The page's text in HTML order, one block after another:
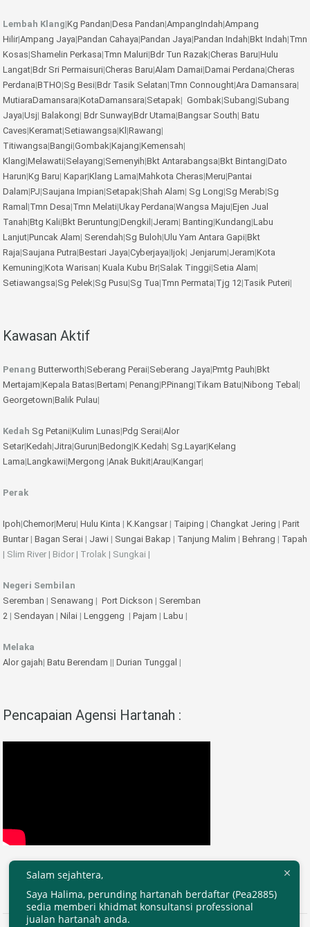
Lembah Klang|Kg Pandan|Desa Pandan|AmpangIndah|Ampang
Hilir|Ampang Jaya|Pandan Cahaya|Pandan Jaya|Pandan Indah|Bkt Indah|Tmn
Kosas|Shamelin Perkasa|Tmn Maluri|Bdr Tun Razak|Cheras Baru|Hulu
Langat|Bdr Sri Permaisuri|Cheras Baru|Alam Damai|Damai Perdana|Cheras
Perdana|BTHO|Sg Besi|Bdr Tasik Selatan|Tmn Connought|Ara Damansara|
MutiaraDamansara|KotaDamansara|Setapak| Gombak|Subang|Subang
Jaya|Usj| Balakong| Bdr Sunway|Bdr Utama|Bangsar South| Batu
Caves|Keramat|Setiawangsa|Kl |Rawang|
Titiwangsa|Bangi|Gombak|Kajang|Kemensah|
Klang|Melawati|Selayang|Semenyih|Bkt Antarabangsa|Bkt Bintang|Dato
Harun|Kg Baru| Kapar|Klang Lama|Mahkota Cheras|Meru|Pantai
Dalam|PJ|Saujana Impian|Setapak|Shah Alam| Sg Long|Sg Merab|Sg
Ramal |Tmn Desa|Tmn Melati|Ukay Perdana|Wangsa Maju|Ejen Jual
Tanah|Btg Kali|Bkt Beruntung|Dengkil |Jeram| Banting|Kundang|Labu
Lanjut|Puncak Alam| Serendah|Sg Buloh|Ulu Yam Antara Gapi|Bkt
Raja|Saujana Putra|Bestari Jaya|Cyberjaya|Ijok| Jenjarum|Jeram|Kota
Kemuning|Kota Warisan| Kuala Kubu Br|Salak Tinggi|Setia Alam|
Setiawangsa|Sg Pelek|Sg Pusu|Sg Tua|Tmn Permata|Tjg 12|Tasik Puteri|
Kawasan Aktif
Penang Butterworth|Seberang Perai|Seberang Jaya|Pmtg Pauh|Bkt
Mertajam|Kepala Batas|Bertam| Penang|P.Pinang|Tikam Batu|Nibong Tebal |
Georgetown|Balik Pulau|
Kedah Sg Petani|Kulim Lunas|Pdg Serai|Alor
Setar|Kedah|Jitra|Gurun|Bedong|K.Kedah| Sg.Layar|Kelang
Lama|Langkawi|Mergong |Anak Bukit|Arau|Kangar|
Perak
Ipoh|Chemor|Meru| Hulu Kinta | K.Kangsar| Taiping | Changkat Jering | Parit
Buntar| Bagan Serai | Jawi | Sungai Bakap | Tanjung Malim | Behrang | Tapah
| Slim River | Bidor | Trolak | Sungkai |
Negeri Sembilan
Seremban | Senawang | Port Dickson | Seremban
2 | Sendayan | Nilai | Lenggeng | Pajam | Labu |
Melaka
Alor gajah| Batu Berendam || Durian Tunggal |
Pencapaian Agensi Hartanah :
Salam sejahtera,
Saya Halima, perunding hartanah berdaftar (Pea2885)
sedia memberi khidmat konsultansi professional
jualan hartanah anda.